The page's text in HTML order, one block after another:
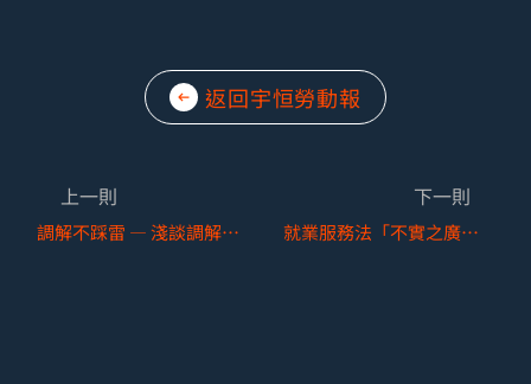
返回宇恒勞動報
上一則
調解不踩雷 — 淺談調解程序之保密義務
下一則
就業服務法「不實之廣告或揭示」定義與實務案例解析